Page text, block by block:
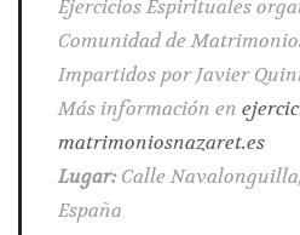
Ejercicios Espirituales
Comunidad de
Impartidos por Javier
Más información en
matrimoniosnazaret.es
Lugar:Calle
España